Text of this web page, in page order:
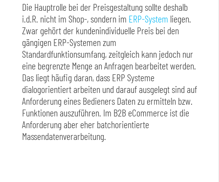
Die Hauptrolle bei der Preisgestaltung sollte deshalb
i.d.R. nicht im Shop-, sondern im ERP-System liegen.
Zwar gehört der kundenindividuelle Preis bei den
gängigen ERP-Systemen zum
Standardfunktionsumfang, zeitgleich kann jedoch nur
eine begrenzte Menge an Anfragen bearbeitet werden.
Das liegt häufig daran, dass ERP Systeme
dialogorientiert arbeiten und darauf ausgelegt sind auf
Anforderung eines Bedieners Daten zu ermitteln bzw.
Funktionen auszuführen. Im B2B eCommerce ist die
Anforderung aber eher batchorientierte
Massendatenverarbeitung.